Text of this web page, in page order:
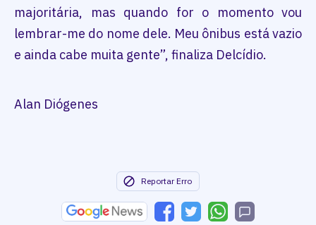
majoritária, mas quando for o momento vou
lembrar-me do nome dele. Meu ônibus está vazio
e ainda cabe muita gente”, finaliza Delcídio.
Alan Diógenes
Reportar Erro